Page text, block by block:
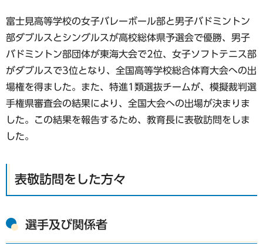
富士見高等学校の女子バレーボール部と男子バドミントン
部ダブルスとシングルスが高校総体県予選会で優勝、男子
バドミントン部団体が東海大会で2位、女子ソフトテニス部
がダブルスで3位となり、全国高等学校総合体育大会への出
場権を得ました。また、特進1類選抜チームが、模擬裁判選
手権県審査会の結果により、全国大会への出場が決まりま
した。この結果を報告するため、教育長に表敬訪問をしま
した。
表敬訪問をした方々
選手及び関係者